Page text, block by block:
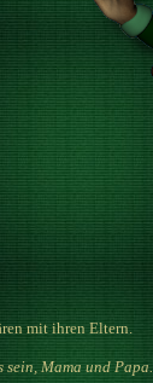
mit ihren Eltern.
sein, Mama und Papa.